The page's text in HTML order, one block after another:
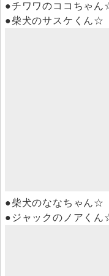
●チワワのココちゃん
●柴犬のサスケくん☆
●柴犬のななちゃん☆
●ジャックのノアくん